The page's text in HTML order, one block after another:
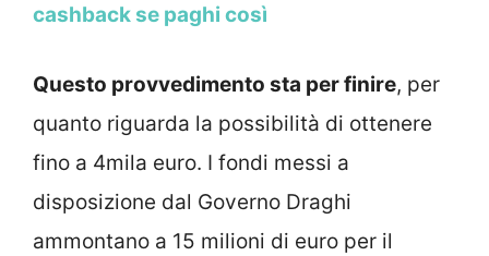
cashback se paghi così
Questo provvedimento sta per finire, per
quanto riguarda la possibilità di ottenere
fino a 4mila euro. I fondi messi a
disposizione dal Governo Draghi
ammontano a 15 milioni di euro per il